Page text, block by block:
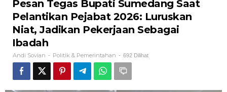
Pesan Tegas Bupati Sumedang Saat
Pelantikan Pejabat 2026: Luruskan
Niat, Jadikan Pekerjaan Sebagai
Ibadah
Andi Sovian - Politik & Pemerintahan - 692 Dilihat